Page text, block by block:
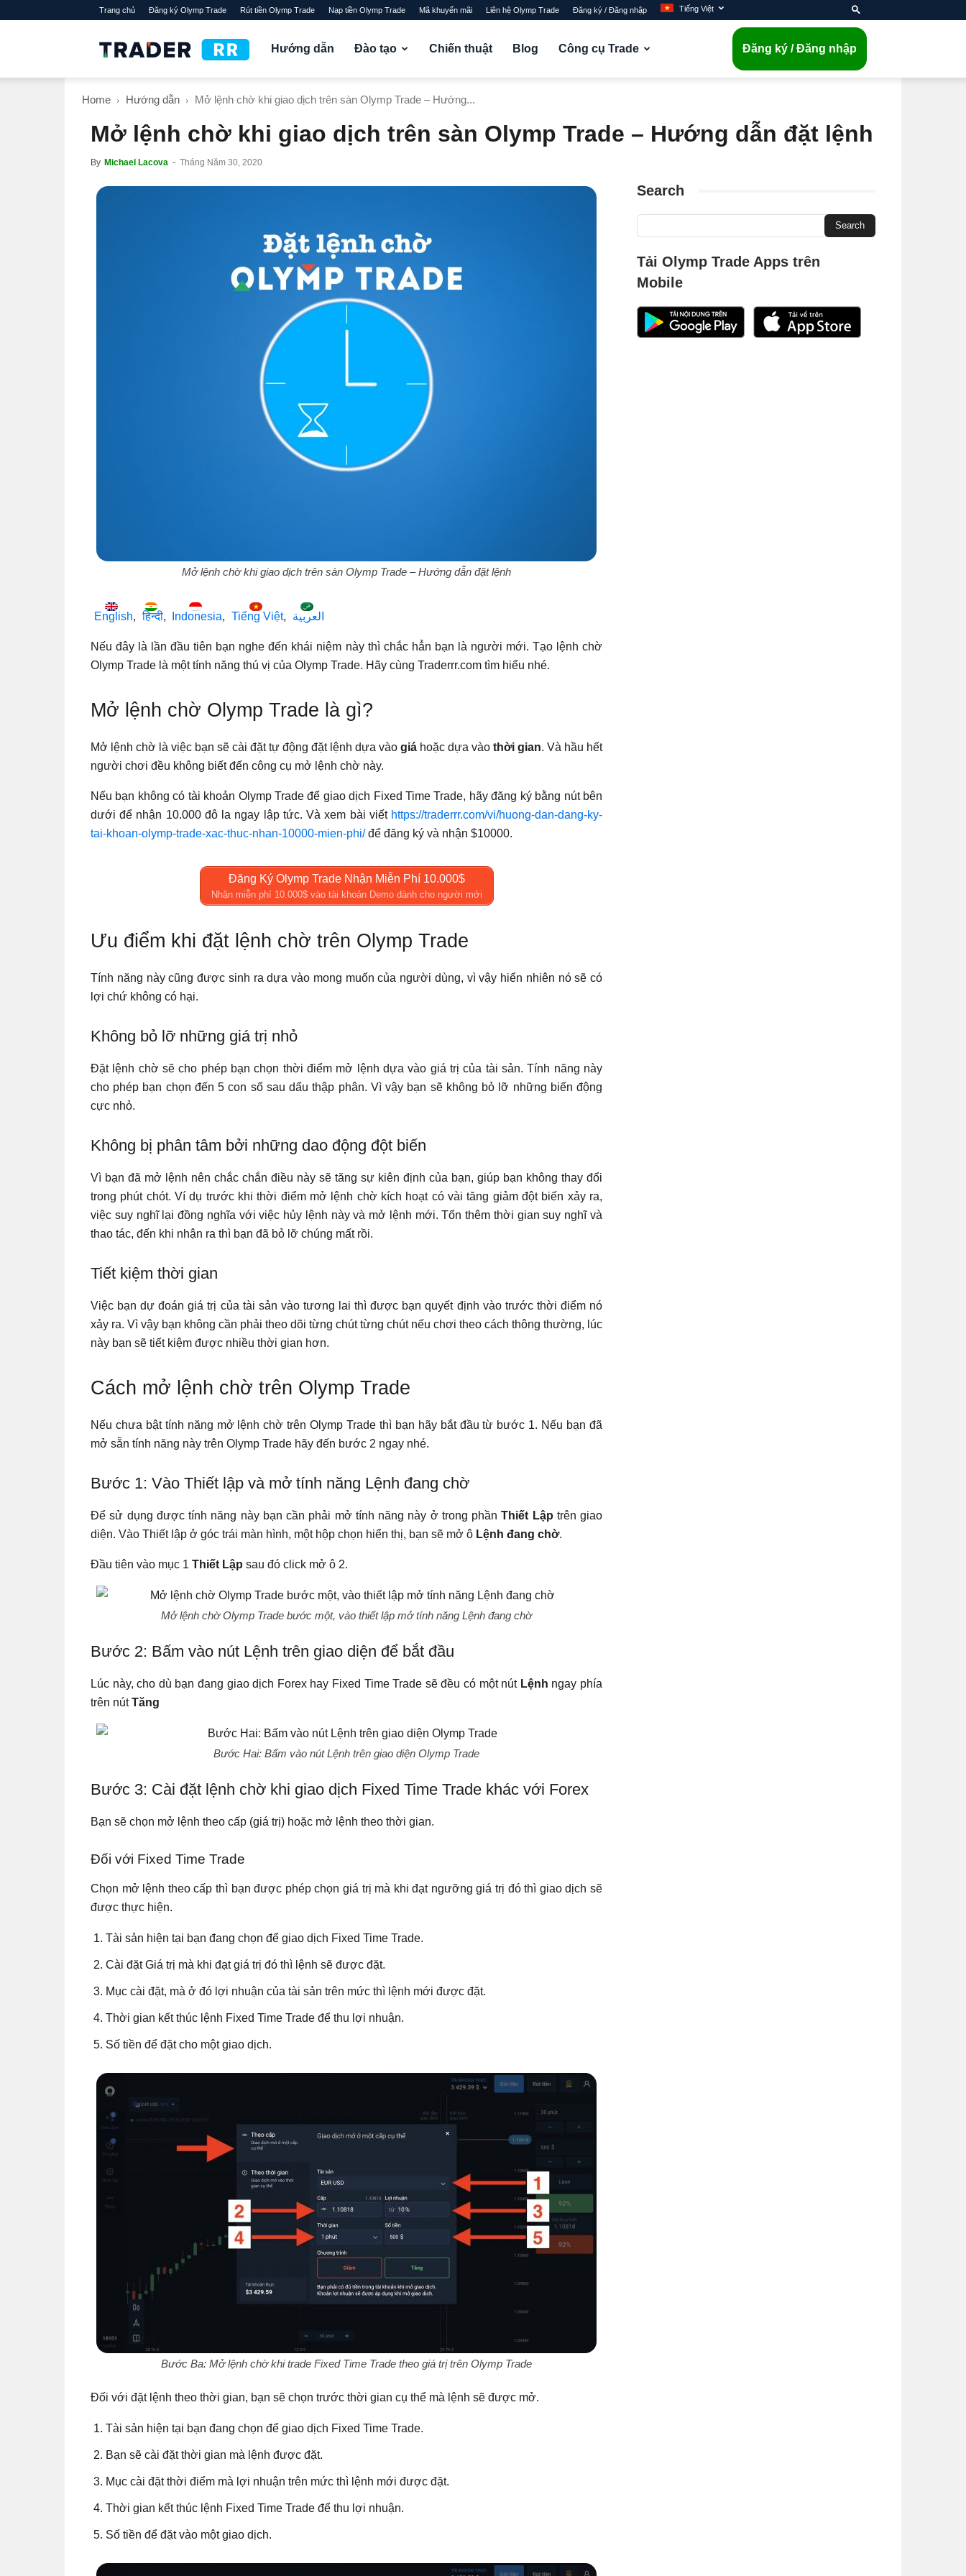
Trang chủ Đăng ký Olymp Trade Rút tiền Olymp Trade Nạp tiền Olymp Trade Mã khuyến mãi Liên hệ Olymp Trade Đăng ký / Đăng nhập Tiếng Việt
TraderRRHướng dẫn Đào tạo Chiến thuật Blog Công cụ Trade Đăng ký / Đăng nhập
Home Hướng dẫn Mở lệnh chờ khi giao dịch trên sàn Olymp Trade – Hướng...
Mở lệnh chờ khi giao dịch trên sàn Olymp Trade – Hướng dẫn đặt lệnh
By Michael Lacova - Tháng Năm 30, 2020
Mở lệnh chờ khi giao dịch trên sàn Olymp Trade – Hướng dẫn đặt lệnh
English हिन्दी Indonesia Tiếng Việt العربية
Nếu đây là lần đầu tiên bạn nghe đến khái niệm này thì chắc hẳn bạn là người mới. Tạo lệnh chờ
Olymp Trade là một tính năng thú vị của Olymp Trade. Hãy cùng Traderrr.com tìm hiểu nhé.
Mở lệnh chờ Olymp Trade là gì?
Mở lệnh chờ là việc bạn sẽ cài đặt tự động đặt lệnh dựa vào giá hoặc dựa vào thời gian. Và hầu hết
người chơi đều không biết đến công cụ mở lệnh chờ này.
Nếu bạn không có tài khoản Olymp Trade để giao dịch Fixed Time Trade, hãy đăng ký bằng nút bên
dưới để nhận 10.000 đô la ngay lập tức. Và xem bài viết https://traderrr.com/vi/huong-dan-dang-ky-
tai-khoan-olymp-trade-xac-thuc-nhan-10000-mien-phi/để đăng ký và nhận $10000.
Đăng Ký Olymp Trade Nhận Miễn Phí 10.000$
Nhận miễn phí 10.000$ vào tài khoản Demo dành cho người mới
Ưu điểm khi đặt lệnh chờ trên Olymp Trade
Tính năng này cũng được sinh ra dựa vào mong muốn của người dùng, vì vậy hiển nhiên nó sẽ có
lợi chứ không có hại.
Không bỏ lỡ những giá trị nhỏ
Đặt lệnh chờ sẽ cho phép bạn chọn thời điểm mở lệnh dựa vào giá trị của tài sản. Tính năng này
cho phép bạn chọn đến 5 con số sau dấu thập phân. Vì vậy bạn sẽ không bỏ lỡ những biến động
cực nhỏ.
Không bị phân tâm bởi những dao động đột biến
Vì bạn đã mở lệnh nên chắc chắn điều này sẽ tăng sự kiên định của bạn, giúp bạn không thay đổi
trong phút chót. Ví dụ trước khi thời điểm mở lệnh chờ kích hoạt có vài tăng giảm đột biến xảy ra,
việc suy nghĩ lại đồng nghĩa với việc hủy lệnh này và mở lệnh mới. Tốn thêm thời gian suy nghĩ và
thao tác, đến khi nhận ra thì bạn đã bỏ lỡ chúng mất rồi.
Tiết kiệm thời gian
Việc bạn dự đoán giá trị của tài sản vào tương lai thì được bạn quyết định vào trước thời điểm nó
xảy ra. Vì vậy bạn không cần phải theo dõi từng chút từng chút nếu chơi theo cách thông thường, lúc
này bạn sẽ tiết kiệm được nhiều thời gian hơn.
Cách mở lệnh chờ trên Olymp Trade
Nếu chưa bật tính năng mở lệnh chờ trên Olymp Trade thì bạn hãy bắt đầu từ bước 1. Nếu bạn đã
mở sẵn tính năng này trên Olymp Trade hãy đến bước 2 ngay nhé.
Bước 1: Vào Thiết lập và mở tính năng Lệnh đang chờ
Để sử dụng được tính năng này bạn cần phải mở tính năng này ở trong phầnThiết Lập trên giao
diện. Vào Thiết lập ở góc trái màn hình, một hộp chọn hiển thị, bạn sẽ mở ô Lệnh đang chờ.
Đầu tiên vào mục 1 Thiết Lập sau đó click mở ô 2.
Mở lệnh chờ Olymp Trade bước một, vào thiết lập mở tính năng Lệnh đang chờ
Bước 2: Bấm vào nút Lệnh trên giao diện để bắt đầu
Lúc này, cho dù bạn đang giao dịch Forex hay Fixed Time Trade sẽ đều có một nút Lệnh ngay phía
trên nútTăng
Bước Hai: Bấm vào nút Lệnh trên giao diện Olymp Trade
Bước 3: Cài đặt lệnh chờ khi giao dịch Fixed Time Trade khác với Forex
Bạn sẽ chọn mở lệnh theo cấp (giá trị) hoặc mở lệnh theo thời gian.
Đối với Fixed Time Trade
Chọn mở lệnh theo cấp thì bạn được phép chọn giá trị mà khi đạt ngưỡng giá trị đó thì giao dịch sẽ
được thực hiện.
Tài sản hiện tại bạn đang chọn để giao dịch Fixed Time Trade.
Cài đặt Giá trị mà khi đạt giá trị đó thì lệnh sẽ được đặt.
Mục cài đặt, mà ở đó lợi nhuận của tài sản trên mức thì lệnh mới được đặt.
Thời gian kết thúc lệnh Fixed Time Trade để thu lợi nhuận.
Số tiền để đặt cho một giao dịch.
Bước Ba: Mở lệnh chờ khi trade Fixed Time Trade theo giá trị trên Olymp Trade
Đối với đặt lệnh theo thời gian, bạn sẽ chọn trước thời gian cụ thể mà lệnh sẽ được mở.
Tài sản hiện tại bạn đang chọn để giao dịch Fixed Time Trade.
Bạn sẽ cài đặt thời gian mà lệnh được đặt.
Mục cài đặt thời điểm mà lợi nhuận trên mức thì lệnh mới được đặt.
Thời gian kết thúc lệnh Fixed Time Trade để thu lợi nhuận.
Số tiền để đặt vào một giao dịch.
Search
Tải Olymp Trade Apps trên
Mobile